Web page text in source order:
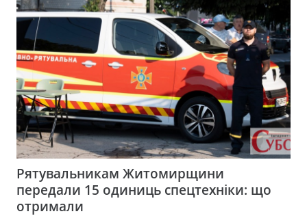
Рятувальникам Житомирщини
передали 15 одиниць спецтехніки: що
отримали